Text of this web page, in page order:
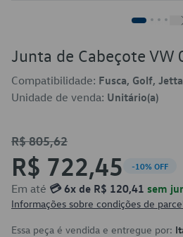
Junta de Cabeçote VW
Compatibilidade: Fusca, Golf,
Unidade de venda: Unitário(a)
R$ 805,62
R$ 722,45 -10% OFF
Em até 💳 6x de R$ 120,41 sem
Informações sobre condições de
Essa peça é vendida e entregue por: